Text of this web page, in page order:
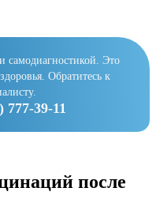
самодиагностикой. Это
Обратитесь к
777-39-11
после